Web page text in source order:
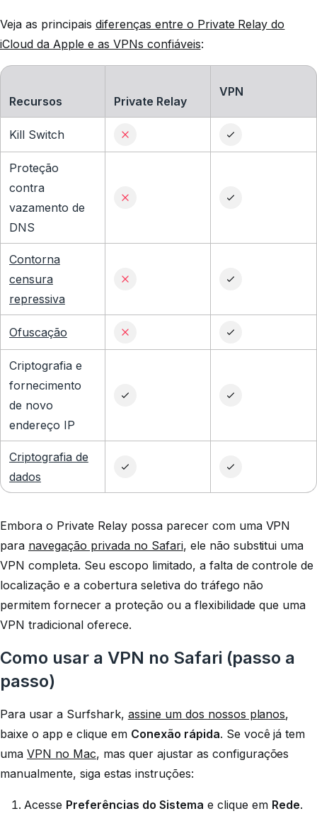
Veja as principais diferenças entre o Private Relay do
iCloud da Apple e as VPNs confiáveis:
Recursos Private Relay
VPN
Kill Switch
Proteção
contra
vazamento de
DNS
Contorna
censura
repressiva
Ofuscação
Criptografia e
fornecimento
de novo
endereço IP
Criptografia de
dados
Embora o Private Relay possa parecer com uma VPN
para navegação privada no Safari, ele não substitui uma
VPN completa. Seu escopo limitado, a falta de controle de
localização e a cobertura seletiva do tráfego não
permitem fornecer a proteção ou a flexibilidade que uma
VPN tradicional oferece.
Como usar a VPN no Safari (passo a
passo)
Para usar a Surfshark, assine um dos nossos planos,
baixe o app e clique em Conexão rápida. Se você já tem
uma VPN no Mac, mas quer ajustar as configurações
manualmente, siga estas instruções:
Acesse Preferências do Sistema e clique em Rede.